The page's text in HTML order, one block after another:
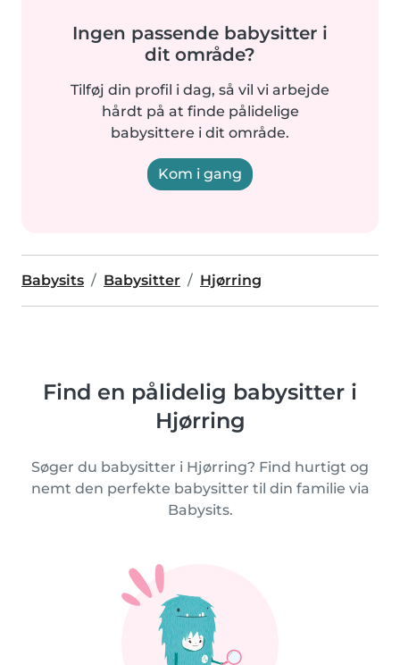
Ingen passende babysitter i
dit område?
Tilføj din profil i dag, så vil vi arbejde
hårdt på at finde pålidelige
babysittere i dit område.
Kom i gang
Babysits Babysitter Hjørring
Find en pålidelig babysitter i
Hjørring
Søger du babysitter i Hjørring? Find hurtigt og
nemt den perfekte babysitter til din familie via
Babysits.